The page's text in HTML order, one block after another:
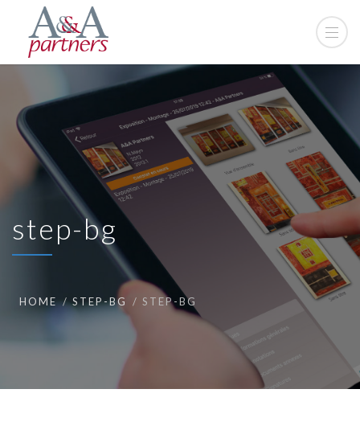
step-bg
HOME STEP-BG STEP-BG